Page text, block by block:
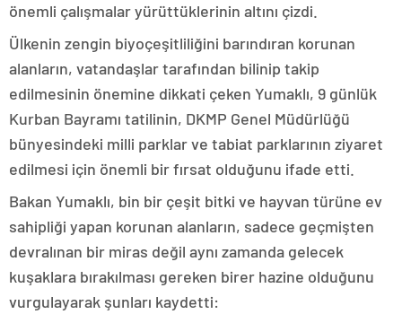
önemli çalışmalar yürüttüklerinin altını çizdi.
Ülkenin zengin biyoçeşitliliğini barındıran korunan
alanların, vatandaşlar tarafından bilinip takip
edilmesinin önemine dikkati çeken Yumaklı, 9 günlük
Kurban Bayramı tatilinin, DKMP Genel Müdürlüğü
bünyesindeki milli parklar ve tabiat parklarının ziyaret
edilmesi için önemli bir fırsat olduğunu ifade etti.
Bakan Yumaklı, bin bir çeşit bitki ve hayvan türüne ev
sahipliği yapan korunan alanların, sadece geçmişten
devralınan bir miras değil aynı zamanda gelecek
kuşaklara bırakılması gereken birer hazine olduğunu
vurgulayarak şunları kaydetti: